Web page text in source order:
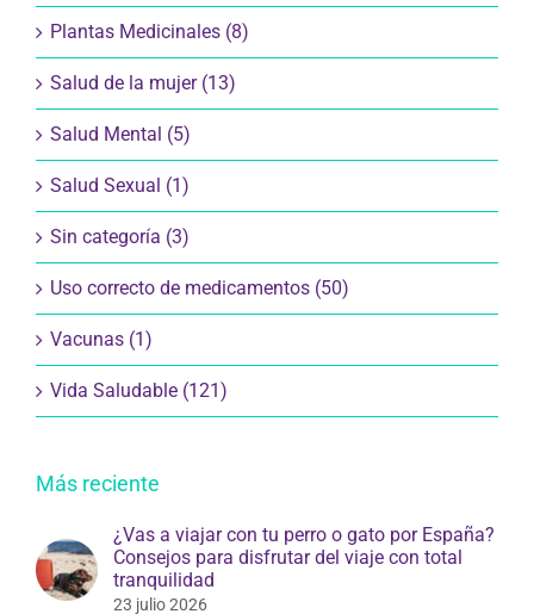
Plantas Medicinales (8)
Salud de la mujer (13)
Salud Mental (5)
Salud Sexual (1)
Sin categoría (3)
Uso correcto de medicamentos (50)
Vacunas (1)
Vida Saludable (121)
Consejos para disfrutar del viaje con total
tranquilidad
23 julio 2026